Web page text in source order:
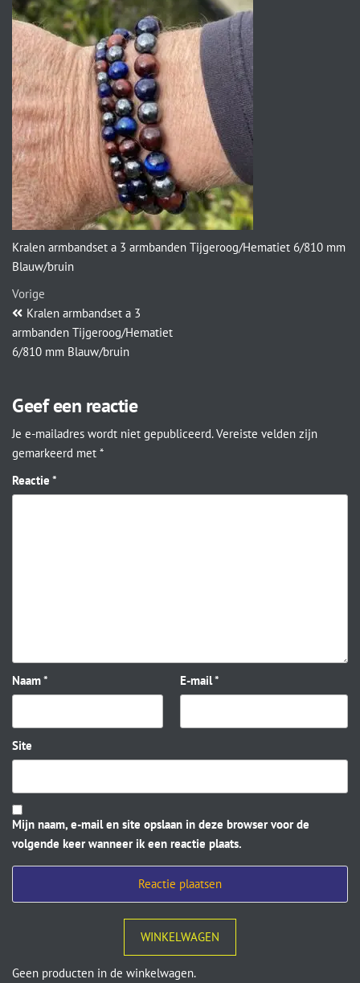
Kralen armbandset a 3 armbanden Tijgeroog/Hematiet 6/810 mm
Blauw/bruin
Vorige
Kralen armbandset a 3
armbanden Tijgeroog/Hematiet
6/810 mm Blauw/bruin
Geef een reactie
Je e-mailadres wordt niet gepubliceerd. Vereiste velden zijn
gemarkeerd met *
Reactie *
Naam* E-mail*
Site
Mijn naam, e-mail en site opslaan in deze browser voor de
volgende keer wanneer ik een reactie plaats.
WINKELWAGEN
Geen producten in de winkelwagen.